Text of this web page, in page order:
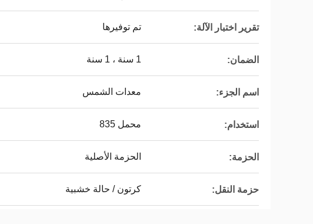
تقرير اختبار الآلة: تم توفيرها
الضمان: 1 سنة ، 1 سنة
اسم الجزء: معدات الشمس
استخدام: محمل 835
الحزمة: الحزمة الأصلية
حزمة النقل: كرتون / حالة خشبية